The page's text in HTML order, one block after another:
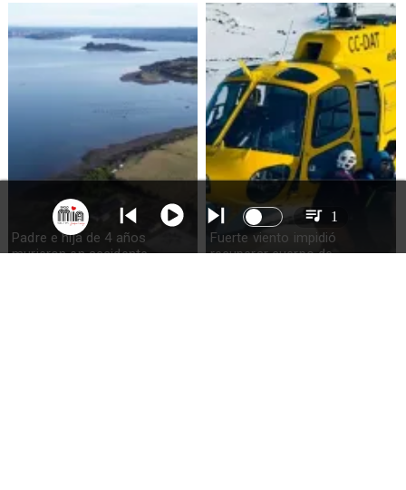
Padre e hija de 4 años
murieron en accidente
Fuerte viento impidió
recuperar cuerpo de
1